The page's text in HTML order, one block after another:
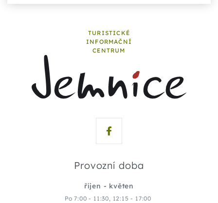
TURISTICKÉ
INFORMAČNÍ
CENTRUM
Provozní doba
říjen - květen
Po 7:00 - 11:30, 12:15 - 17:00